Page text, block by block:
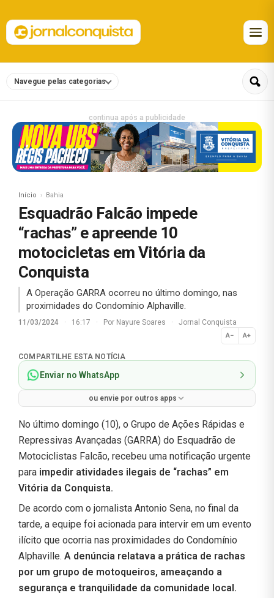
Navegue pelas categorias
continua após a publicidade
Início Bahia
Esquadrão Falcão impede
“rachas” e apreende 10
motocicletas em Vitória da
Conquista
A Operação GARRA ocorreu no último domingo, nas
proximidades do Condomínio Alphaville.
11/03/2024 · 16:17 · Por Nayure Soares · Jornal Conquista
A− A+
Normal
COMPARTILHE ESTA NOTÍCIA
Enviar no WhatsApp
ou envie por outros apps
No último domingo (10), o Grupo de Ações Rápidas e
Repressivas Avançadas (GARRA) do Esquadrão de
Motociclistas Falcão, recebeu uma notificação urgente
para impedir atividades ilegais de “rachas” em
Vitória da Conquista.
De acordo com o jornalista Antonio Sena, no final da
tarde, a equipe foi acionada para intervir em um evento
ilícito que ocorria nas proximidades do Condomínio
Alphaville. A denúncia relatava a prática de rachas
por um grupo de motoqueiros, ameaçando a
segurança e tranquilidade da comunidade local.